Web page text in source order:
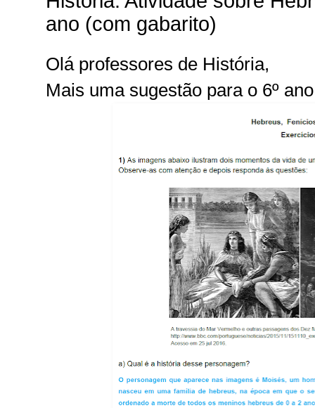
ano (com gabarito)
Olá professores de História,
Mais uma sugestão para o 6º